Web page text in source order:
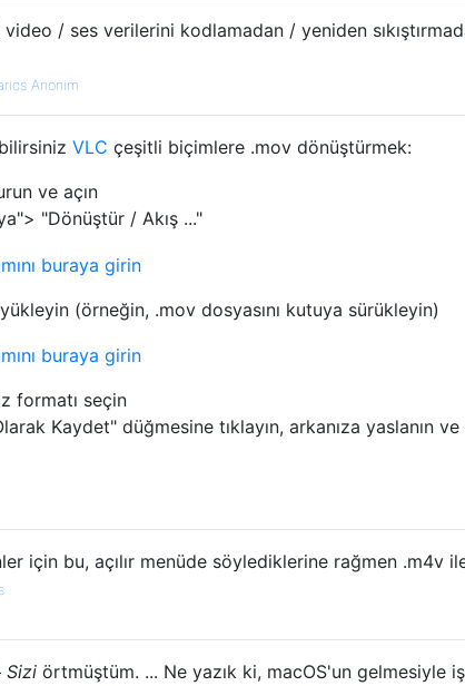
video / ses verilerini kodlamadan / yeniden
Anonim
VLC çeşitli biçimlere .mov dönüştürmek:
ve açın
"Dönüştür / Akış ..."
(örneğin, .mov dosyasını kutuya sürükleyin)
formatı seçin
Kaydet" düğmesine tıklayın, arkanıza yaslanın ve
için bu, açılır menüde söylediklerine rağmen .m4v
Sizi örtmüştüm. ... Ne yazık ki, macOS'un gelmesiyle